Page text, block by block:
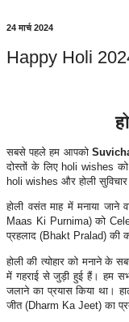
24 मार्च 2024
Happy Holi
सबसे पहले हम आपको
दोस्तों के लिए holi wishes
holi wishes और होली
होली वसंत माह में मनाया जाने
Maas Ki Purnima) को
प्रहलाद (Bhakt Pralad) की
होली की त्योहार को मनाने के
में गहराई से जुड़ी हुई हैं। हम
जलाने का प्रयास किया था।
जीत (Dharm Ka Jeet) का